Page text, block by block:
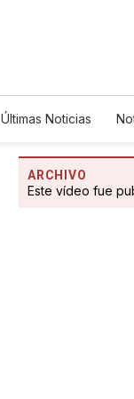
Últimas Noticias
ARCHIVO
Este vídeo fue